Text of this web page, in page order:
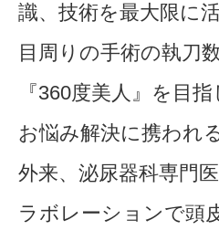
識、技術を最大限に
目周りの手術の執刀
『360度美人』を目
お悩み解決に携われ
外来、泌尿器科専門
ラボレーションで頭